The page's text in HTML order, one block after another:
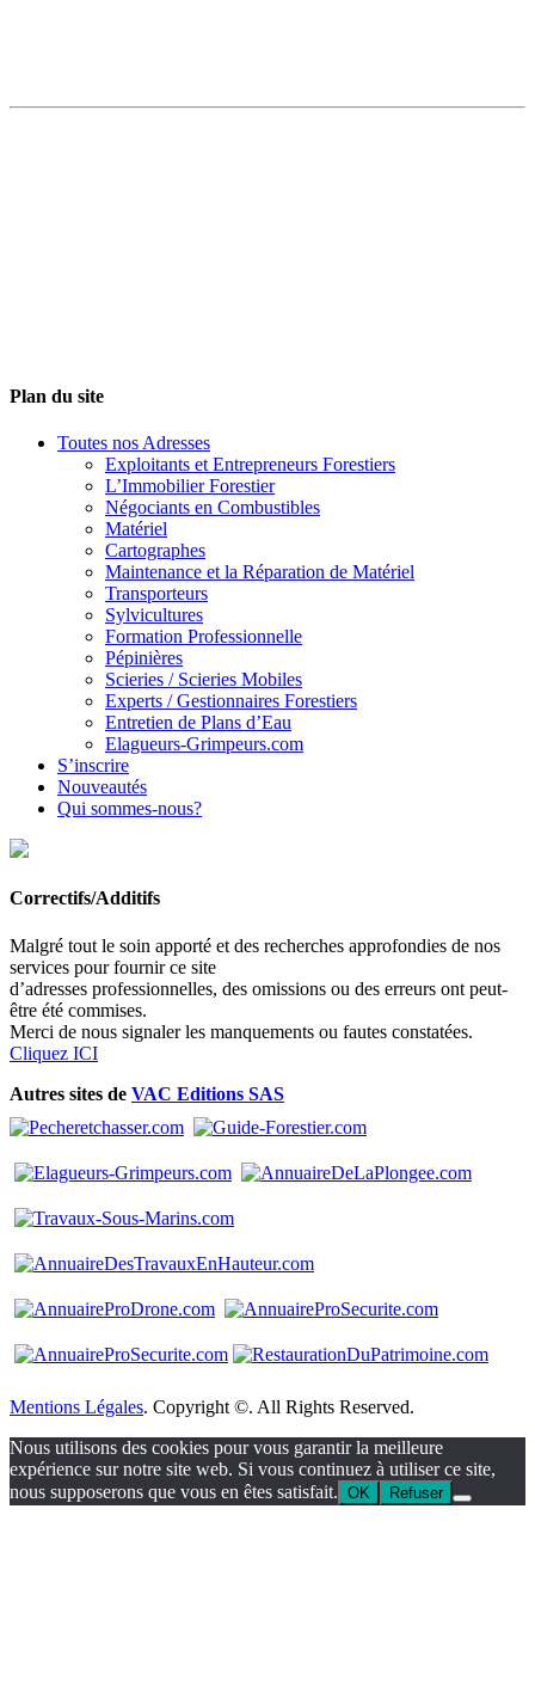
Plan du site
Toutes nos Adresses
Exploitants et Entrepreneurs Forestiers
L’Immobilier Forestier
Négociants en Combustibles
Matériel
Cartographes
Maintenance et la Réparation de Matériel
Transporteurs
Sylvicultures
Formation Professionnelle
Pépinières
Scieries / Scieries Mobiles
Experts / Gestionnaires Forestiers
Entretien de Plans d’Eau
Elagueurs-Grimpeurs.com
S’inscrire
Nouveautés
Qui sommes-nous?
Correctifs/Additifs
Malgré tout le soin apporté et des recherches approfondies de nos
services pour fournir ce site
d’adresses professionnelles, des omissions ou des erreurs ont peut-
être été commises.
Merci de nous signaler les manquements ou fautes constatées.
Cliquez ICI
Autres sites de VAC Editions SAS
Mentions Légales. Copyright ©. All Rights Reserved.
Nous utilisons des cookies pour vous garantir la meilleure
expérience sur notre site web. Si vous continuez à utiliser ce site,
nous supposerons que vous en êtes satisfait. OK Refuser